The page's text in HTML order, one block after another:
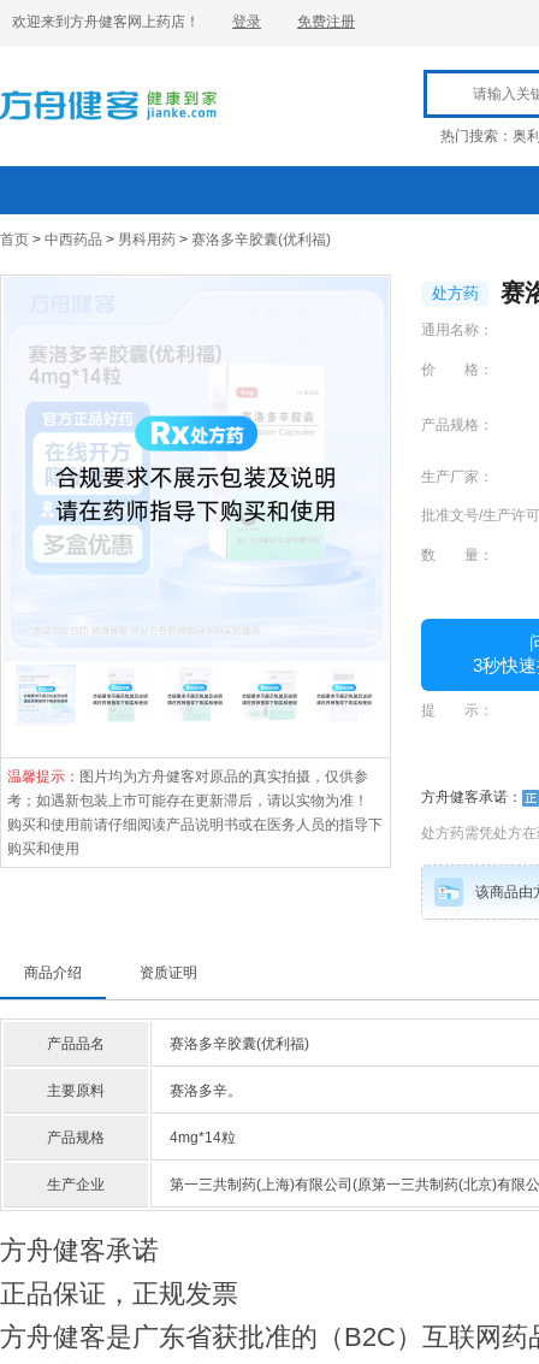
欢迎来到方舟健客网上药店！ 登录 免费注册
热门搜索： 奥
首页 > 中西药品 > 男科用药 > 赛洛多辛胶囊(优利福)
温馨提示： 图片均为方舟健客对原品的真实拍摄，仅供参
考；如遇新包装上市可能存在更新滞后，请以实物为准！
购买和使用前请仔细阅读产品说明书或在医务人员的指导下
购买和使用
处方药 赛
通用名称：
价 格：
产品规格：
生产厂家：
批准文号/生产许
数 量：
3秒快
提 示：
方舟健客承诺：
处方药需凭处方
该商品由
商品介绍 资质证明
产品品名 赛洛多辛胶囊(优利福)
主要原料 赛洛多辛。
产品规格 4mg*14粒
生产企业 第一三共制药(上海)有限公司(原第一三共制药(北京)有限
方舟健客承诺
正品保证，正规发票
方舟健客是广东省获批准的（B2C）互联网